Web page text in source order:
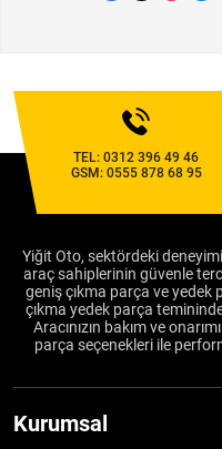
TEL:0312 396 49 46
GSM: 0555 878 68 95
Yiğit Oto, sektördeki
araç sahiplerinin güvenle
geniş çıkma parça ve
çıkma yedek parça
Aracınızın bakım ve
parça seçenekleri ile
Kurumsal